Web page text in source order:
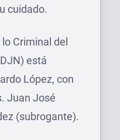
cuidado.
Criminal del
está
López, con
Juan José
(subrogante).